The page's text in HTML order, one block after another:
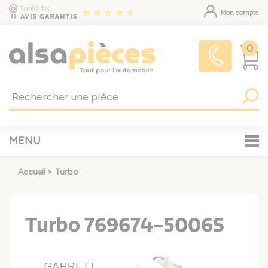
Mon compte
0
MENU
Accueil > Turbo
Turbo 769674-5006S